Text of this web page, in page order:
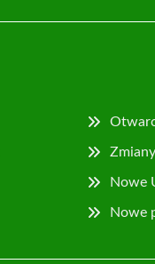
Nowe
Nowe